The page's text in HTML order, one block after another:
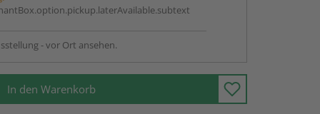
- vor Ort ansehen.
In den Warenkorb